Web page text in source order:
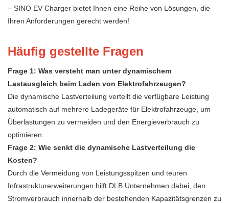
– SINO EV Charger bietet Ihnen eine Reihe von Lösungen, die
Ihren Anforderungen gerecht werden!
Häufig gestellte Fragen
Frage 1: Was versteht man unter dynamischem
Lastausgleich beim Laden von Elektrofahrzeugen?
Die dynamische Lastverteilung verteilt die verfügbare Leistung
automatisch auf mehrere Ladegeräte für Elektrofahrzeuge, um
Überlastungen zu vermeiden und den Energieverbrauch zu
optimieren.
Frage 2: Wie senkt die dynamische Lastverteilung die
Kosten?
Durch die Vermeidung von Leistungsspitzen und teuren
Infrastrukturerweiterungen hilft DLB Unternehmen dabei, den
Stromverbrauch innerhalb der bestehenden Kapazitätsgrenzen zu